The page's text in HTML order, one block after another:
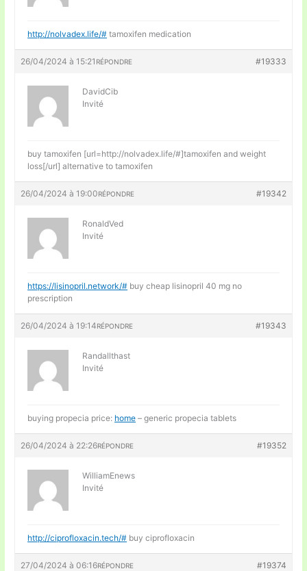
http://nolvadex.life/# tamoxifen medication
26/04/2024 à 15:21 #19333
RÉPONDRE
DavidCib
Invité
buy tamoxifen [url=http://nolvadex.life/#]tamoxifen and weight
loss[/url] alternative to tamoxifen
26/04/2024 à 19:00 #19342
RÉPONDRE
RonaldVed
Invité
https://lisinopril.network/# buy cheap lisinopril 40 mg no
prescription
26/04/2024 à 19:14 #19343
RÉPONDRE
Randallthast
Invité
buying propecia price: home – generic propecia tablets
26/04/2024 à 22:26 #19352
RÉPONDRE
WilliamEnews
Invité
http://ciprofloxacin.tech/# buy ciprofloxacin
27/04/2024 à 06:16 #19374
RÉPONDRE